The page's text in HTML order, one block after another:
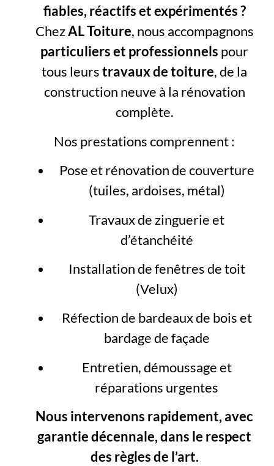
fiables, réactifs et expérimentés ?
ChezAL Toiture, nous accompagnons
particuliers et professionnels pour
tous leurstravaux de toiture, de la
construction neuve à la rénovation
complète.
Nos prestations comprennent :
Pose et rénovation de couverture
(tuiles, ardoises, métal)
Travaux de zinguerie et
d’étanchéité
Installation de fenêtres de toit
(Velux)
Réfection de bardeaux de bois et
bardage de façade
Entretien, démoussage et
réparations urgentes
Nous intervenons rapidement, avec
garantie décennale, dans le respect
des règles de l’art.